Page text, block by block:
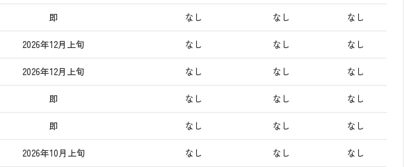
即 なし なし なし
2026年12月上旬 なし なし なし
2026年12月上旬 なし なし なし
即 なし なし なし
即 なし なし なし
2026年10月上旬 なし なし なし